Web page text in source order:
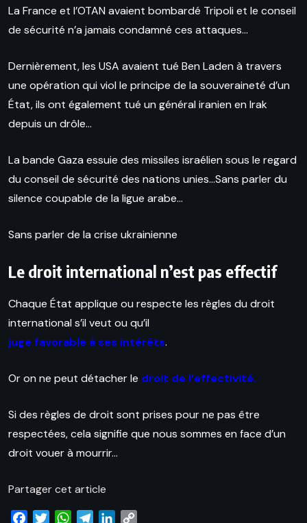
La France et l’OTAN avaient bombardé Tripoli et le conseil
de sécurité n’a jamais condamné ces attaques…
Dernièrement, les USA avaient tué Ben Laden à travers
une opération qui viol le principe de la souveraineté d’un
État, ils ont également tué un général iranien en Irak
depuis un drôle…
La bande Gaza essuie des missiles israélien sous le regard
du conseil de sécurité des nations unies…Sans parler du
silence coupable de la ligue arabe…
Sans parler de la crise ukrainienne
Le droit international n’est pas effectif
Chaque État applique ou respecte les règles du droit
international s’il veut ou qu’il
juge favorable à ses intérêts.
Or on ne peut détacher le droit de l’effectivité.
Si des règles de droit sont prises pour ne pas être
respectées, cela signifie que nous sommes en face d’un
droit vouer à mourrir…
Partager cet article
FacebookTwitterWhatsApp
TelegramLinkedIn